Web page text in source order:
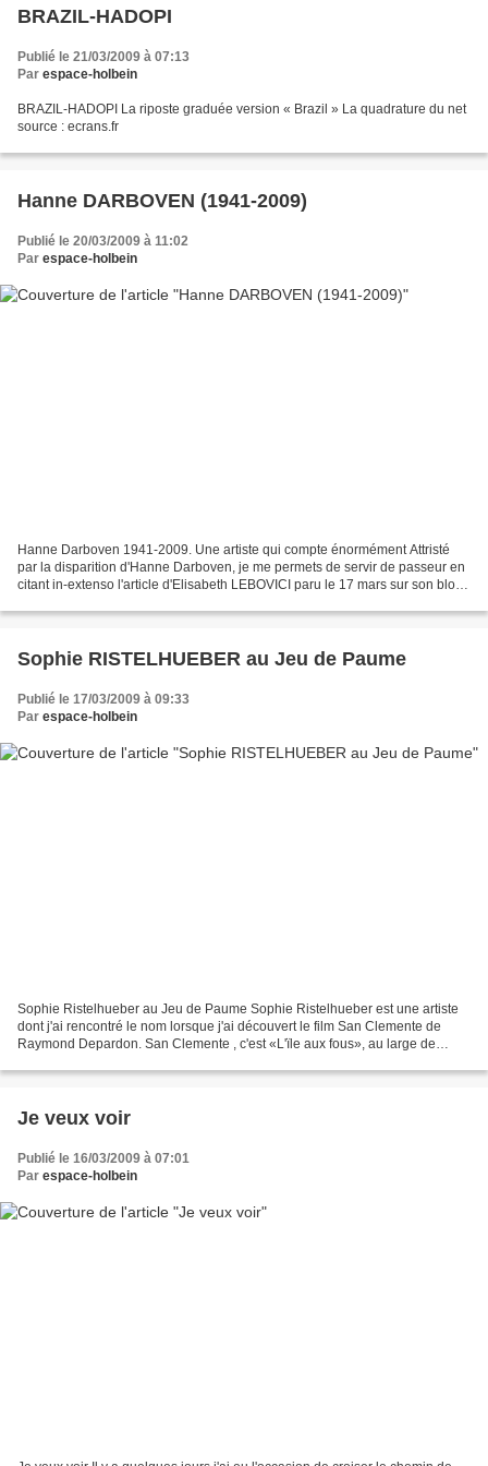
BRAZIL-HADOPI
Publié le 21/03/2009 à 07:13
Par espace-holbein
BRAZIL-HADOPI La riposte graduée version « Brazil » La quadrature du net
source : ecrans.fr
Hanne DARBOVEN (1941-2009)
Publié le 20/03/2009 à 11:02
Par espace-holbein
Hanne Darboven 1941-2009. Une artiste qui compte énormément Attristé
par la disparition d'Hanne Darboven, je me permets de servir de passeur en
citant in-extenso l'article d'Elisabeth LEBOVICI paru le 17 mars sur son blog
Sophie RISTELHUEBER au Jeu de Paume
Publié le 17/03/2009 à 09:33
Par espace-holbein
Sophie Ristelhueber au Jeu de Paume Sophie Ristelhueber est une artiste
dont j'ai rencontré le nom lorsque j'ai découvert le film San Clemente de
Raymond Depardon. San Clemente , c'est «L'ïle aux fous», au large de
Je veux voir
Publié le 16/03/2009 à 07:01
Par espace-holbein